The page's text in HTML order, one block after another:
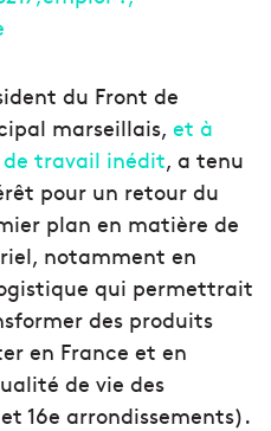
du Front de
marseillais, et à
de travail inédit, a tenu
pour un retour du
plan en matière de
notamment en
qui permettrait
des produits
en France et en
de vie des
16e arrondissements).